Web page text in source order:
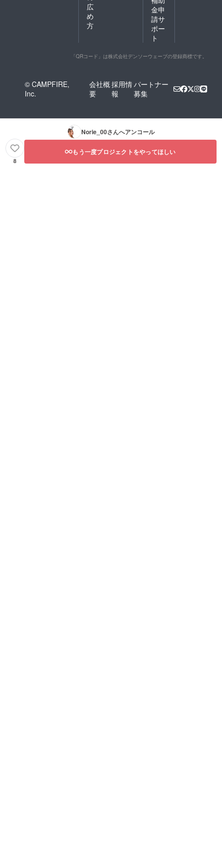
広
め
方
金申
請サ
ポー
ト
「QRコード」は株式会社デンソーウェーブの登録商標です。
© CAMPFIRE,
Inc.
会社概
要
採用情
報
パートナー
募集
Norie_00さんへアンコール
8
もう一度プロジェクトをやってほしい